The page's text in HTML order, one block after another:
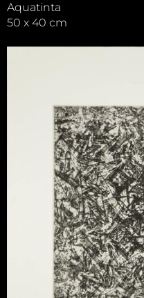
Aquatinta
50 x 40 cm